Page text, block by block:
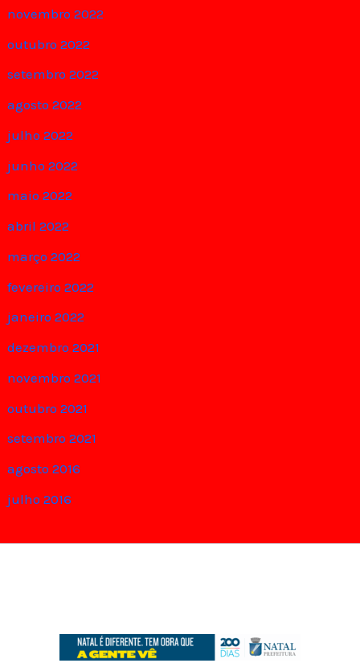
novembro 2022
outubro 2022
setembro 2022
agosto 2022
julho 2022
junho 2022
maio 2022
abril 2022
março 2022
fevereiro 2022
janeiro 2022
dezembro 2021
novembro 2021
outubro 2021
setembro 2021
agosto 2016
julho 2016